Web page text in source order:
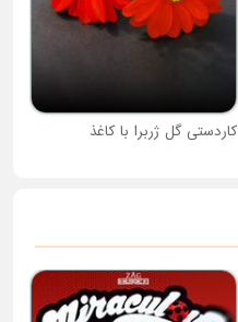
کاردستی گل ژربرا با کاغذ